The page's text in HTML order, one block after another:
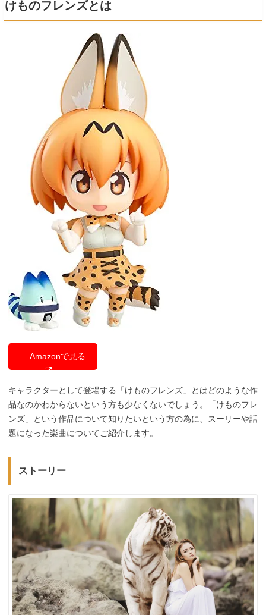
けものフレンズとは
Amazonで見る
キャラクターとして登場する「けものフレンズ」とはどのような作
品なのかわからないという方も少なくないでしょう。「けものフレ
ンズ」という作品について知りたいという方の為に、スーリーや話
題になった楽曲についてご紹介します。
ストーリー